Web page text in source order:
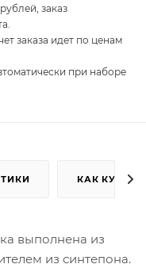
заказ
заказа идет по ценам
при наборе
КАК КУПИТЬ
выполнена из
из синтепона.